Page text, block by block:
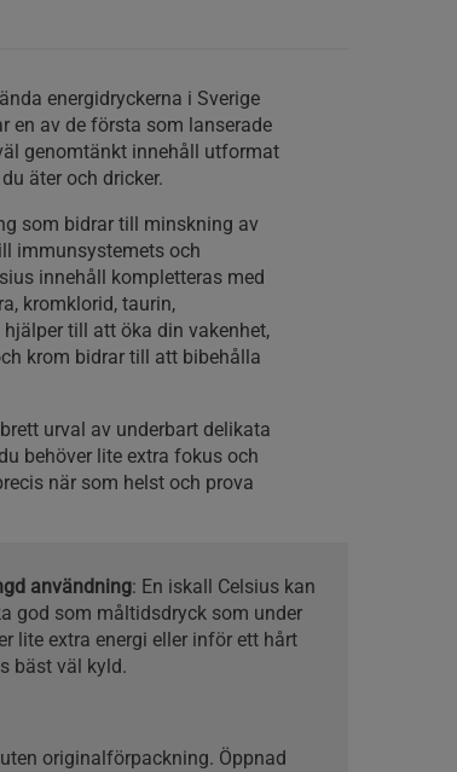
energidryckerna i Sverige
en av de första som lanserade
genomtänkt innehåll utformat
äter och dricker.
som bidrar till minskning av
immunsystemets och
innehåll kompletteras med
kromklorid, taurin,
till att öka din vakenhet,
krom bidrar till att bibehålla
urval av underbart delikata
behöver lite extra fokus och
när som helst och prova
användning: En iskall Celsius kan
god som måltidsdryck som under
lite extra energi eller inför ett hårt
bäst väl kyld.
originalförpackning. Öppnad